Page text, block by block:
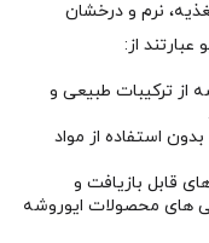
نرم و درخشان
از:
از ترکیبات طبیعی و
استفاده از مواد
قابل بازیافت و
های محصولات ایوروشه